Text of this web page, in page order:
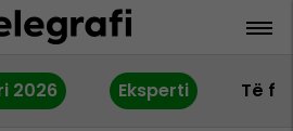
2026 Eksperti Të